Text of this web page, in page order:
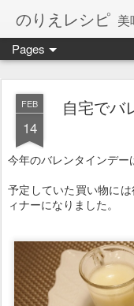
のりえレシピ 美味
Pages
FEB
14
自宅でバ
今年のバレンタインデー
予定していた買い物に
ィナーになりました。